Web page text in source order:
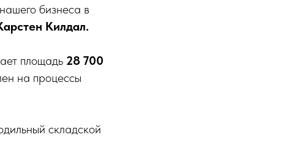
бизнеса в
Килдал.
площадь 28 700
на процессы
складской